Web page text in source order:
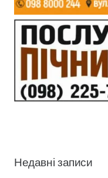
Недавні записи